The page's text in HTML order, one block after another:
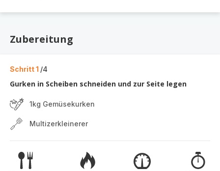
Zubereitung
Schritt 1 /4
Gurken in Scheiben schneiden und zur Seite legen
1kg Gemüsekurken
Multizerkleinerer